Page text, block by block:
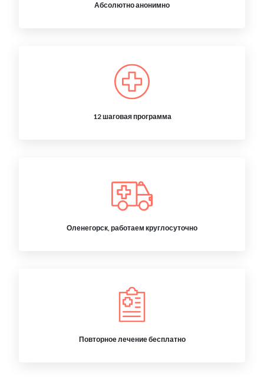
Абсолютно анонимно
12 шаговая программа
Оленегорск, работаем круглосуточно
Повторное лечение бесплатно